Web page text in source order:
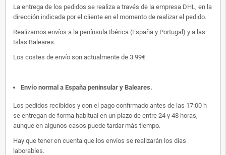
La entrega de los pedidos se realiza a través de la empresa DHL, en la
dirección indicada por el cliente en el momento de realizar el pedido.
Realizamos envíos a la península Ibérica (España y Portugal) y a las
Islas Baleares.
Los costes de envío son actualmente de 3.99€
Envío normal a España peninsular y Baleares.
Los pedidos recibidos y con el pago confirmado antes de las 17:00 h
se entregan de forma habitual en un plazo de entre 24 y 48 horas,
aunque en algunos casos puede tardar más tiempo.
Hay que tener en cuenta que los envíos se realizarán los días
laborables.